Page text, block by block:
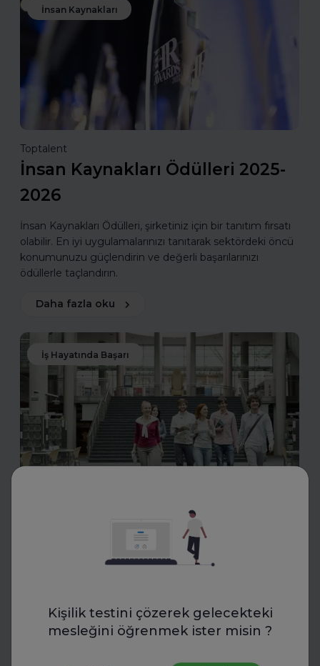
Kişilik testini çözerek gelecekteki
mesleğini öğrenmek ister misin ?
İnsan Kaynakları
Toptalent
İnsan Kaynakları Ödülleri 2025-
2026
İnsan Kaynakları Ödülleri, şirketiniz için bir tanıtım fırsatı
olabilir. En iyi uygulamalarınızı tanıtarak sektördeki öncü
konumunuzu güçlendirin ve değerli başarılarınızı
ödüllerle taçlandırın.
Daha fazla oku
İş Hayatında Başarı
Uzman Koçlarla Geleceğe
Hazırlık: FurtherUp'tan Öğrenci
ve Kariyer Koçluğu
öğrenci ve kariyer koçluğu ile hedeflerinizi netleştirin,
kariyer yolculuğunuzda güçlü adımlar atın.